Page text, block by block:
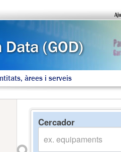
àrees i serveis
Cercador